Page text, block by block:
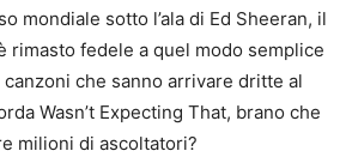
mondiale sotto l’ala di Ed Sheeran, il
rimasto fedele a quel modo semplice
che sanno arrivare dritte al
Wasn’t Expecting That, brano che
milioni di ascoltatori?